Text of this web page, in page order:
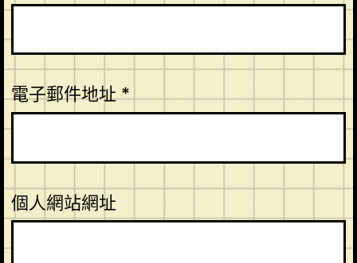
電子郵件地址*
個人網站網址